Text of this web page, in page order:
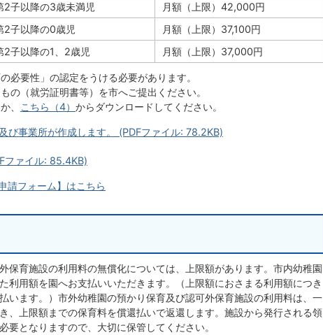
2子以降の3歳未満児
月額（上限）42,000円
2子以降の0歳児
月額（上限）37,100円
2子以降の1、2歳児 月額（上限）37,000円
必要性」の認定をうける必要があります。
の（就労証明書等）を市へご提出ください。
、
こちら（4） からダウンロードしてください。
び事業所が作成します。 (PDFファイル: 78.2KB)
ファイル: 85.4KB)
請フォーム】はこちら
保育施設の利用料の無償化については、上限額があります。市内幼稚園
利用額を園へお支払いいただきます。（上限額におさまる利用額につき
います。）市外幼稚園の預かり保育及び認可外保育施設の利用料は、一
、上限額までの保育料を償還払いで返還します。施設から発行される領
要となりますので、大切に保管してください。